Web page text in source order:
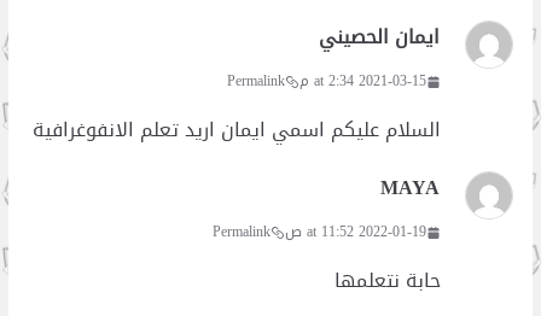
ايمان الحصيني
2021-03-15 at 2:34 م Permalink
السلام عليكم اسمي ايمان اريد تعلم الانفوغرافية
MAYA
2022-01-19 at 11:52 ص Permalink
حابة نتعلمها